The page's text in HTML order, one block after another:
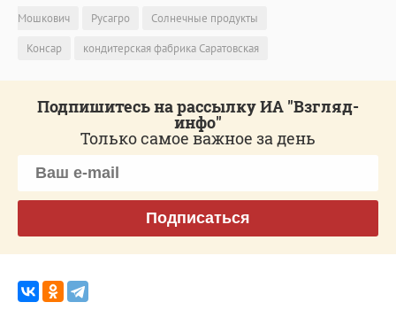
Мошкович
Русагро
Солнечные продукты
Консар
кондитерская фабрика Саратовская
Подпишитесь на рассылку ИА "Взгляд-
инфо"
Только самое важное за день
Подписаться